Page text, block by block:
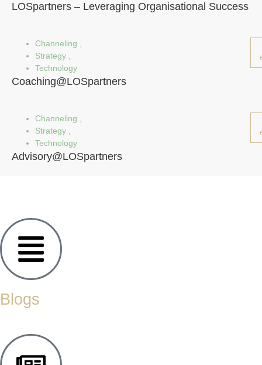
LOSpartners – Leveraging Organisational Success
Channeling ,
Strategy ,
Technology
Coaching@LOSpartners
Channeling ,
Strategy ,
Technology
Advisory@LOSpartners
Blogs